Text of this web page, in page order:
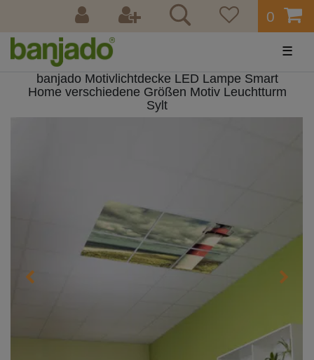
0
☰
banjado Motivlichtdecke LED Lampe Smart
Home verschiedene Größen Motiv Leuchtturm
Sylt